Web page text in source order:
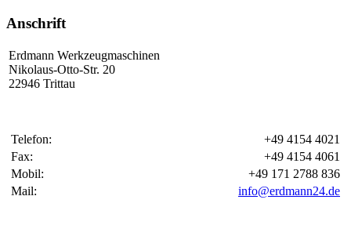
Anschrift
Erdmann Werkzeugmaschinen
Nikolaus-Otto-Str. 20
22946 Trittau
Telefon:
+49 4154 4021
Fax:
+49 4154 4061
Mobil:
+49 171 2788 836
Mail:
info@erdmann24.de